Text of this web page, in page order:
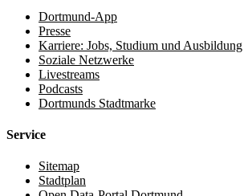
Dortmund-App
Presse
Karriere: Jobs, Studium und Ausbildung
Soziale Netzwerke
Livestreams
Podcasts
Dortmunds Stadtmarke
Service
Sitemap
Stadtplan